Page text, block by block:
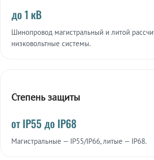
до 1 кВ
Шинопровод магистральный и литой
низковольтные системы.
Степень защиты
от IP55 до IP68
Магистральные — IP55/IP66, литые — IP68.